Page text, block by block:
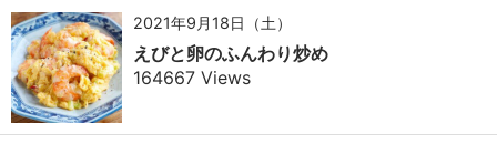
2021年9月18日（土）
えびと卵のふんわり炒め
164667 Views